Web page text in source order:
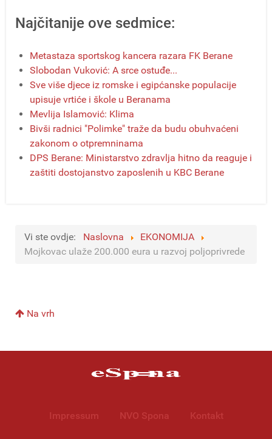
Najčitanije ove sedmice:
Metastaza sportskog kancera razara FK Berane
Slobodan Vuković: A srce ostuđe...
Sve više djece iz romske i egipćanske populacije
upisuje vrtiće i škole u Beranama
Mevlija Islamović: Klima
Bivši radnici "Polimke" traže da budu obuhvaćeni
zakonom o otpremninama
DPS Berane: Ministarstvo zdravlja hitno da reaguje i
zaštiti dostojanstvo zaposlenih u KBC Berane
Vi ste ovdje: Naslovna
EKONOMIJA
Mojkovac ulaže 200.000 eura u razvoj poljoprivrede
Na vrh
Impressum NVO Spona Kontakt